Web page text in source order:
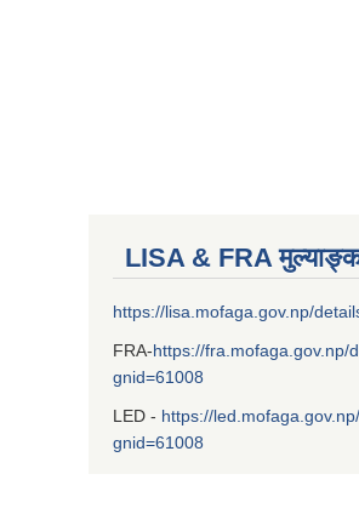
LISA & FRA
https://lisa.mofaga.gov.np/
FRA-https://fra.mofaga.gov.np/
gnid=61008
LED - https://
gnid=61008